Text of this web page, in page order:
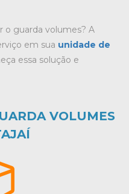
o guarda volumes? A
em sua unidade de
essa solução e
VOLUMES